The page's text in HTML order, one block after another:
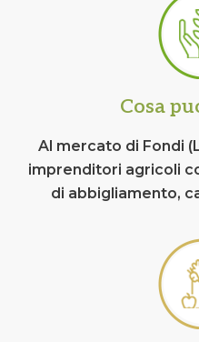
Cosa
Al mercato di Fondi
imprenditori agricoli
di abbigliamento,